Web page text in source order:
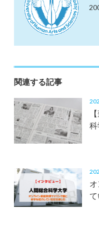
関連する記事